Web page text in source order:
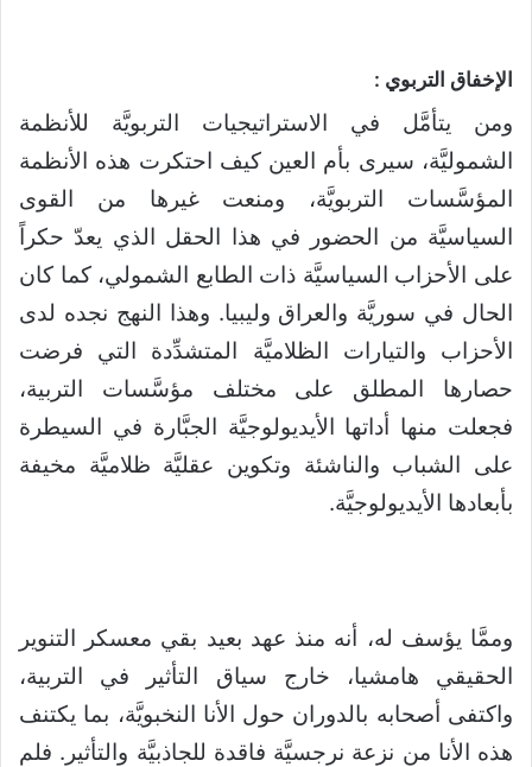
الإخفاق التربوي :
ومن يتأمَّل في الاستراتيجيات التربويَّة للأنظمة
الشموليَّة، سيرى بأم العين كيف احتكرت هذه الأنظمة
المؤسَّسات التربويَّة، ومنعت غيرها من القوى
السياسيَّة من الحضور في هذا الحقل الذي يعدّ حكراً
على الأحزاب السياسيَّة ذات الطابع الشمولي، كما كان
الحال في سوريَّة والعراق وليبيا. وهذا النهج نجده لدى
الأحزاب والتيارات الظلاميَّة المتشدِّدة التي فرضت
حصارها المطلق على مختلف مؤسَّسات التربية،
فجعلت منها أداتها الأيديولوجيَّة الجبَّارة في السيطرة
على الشباب والناشئة وتكوين عقليَّة ظلاميَّة مخيفة
بأبعادها الأيديولوجيَّة.
وممَّا يؤسف له، أنه منذ عهد بعيد بقي معسكر التنوير
الحقيقي هامشيا، خارج سياق التأثير في التربية،
واكتفى أصحابه بالدوران حول الأنا النخبويَّة، بما يكتنف
هذه الأنا من نزعة نرجسيَّة فاقدة للجاذبيَّة والتأثير. فلم